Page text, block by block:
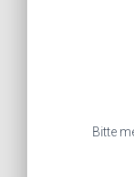
Bitte